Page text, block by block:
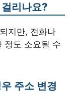
리나요?
지만, 전화나
정도 소요될 수
주소 변경